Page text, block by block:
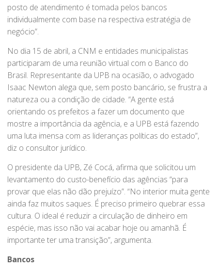
posto de atendimento é tomada pelos bancos
individualmente com base na respectiva estratégia de
negócio”.
No dia 15 de abril, a CNM e entidades municipalistas
participaram de uma reunião virtual com o Banco do
Brasil. Representante da UPB na ocasião, o advogado
Isaac Newton alega que, sem posto bancário, se frustra a
natureza ou a condição de cidade. “A gente está
orientando os prefeitos a fazer um documento que
mostre a importância da agência, e a UPB está fazendo
uma luta imensa com as lideranças políticas do estado”,
diz o consultor jurídico.
O presidente da UPB, Zé Cocá, afirma que solicitou um
levantamento do custo-benefício das agências “para
provar que elas não dão prejuízo”. “No interior muita gente
ainda faz muitos saques. É preciso primeiro quebrar essa
cultura. O ideal é reduzir a circulação de dinheiro em
espécie, mas isso não vai acabar hoje ou amanhã. É
importante ter uma transição”, argumenta.
Bancos